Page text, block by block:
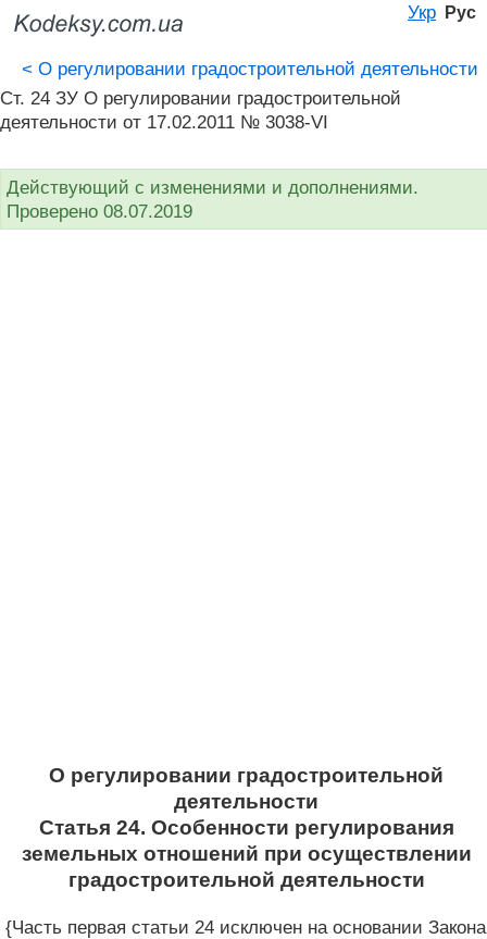
Укр Рус
< О регулировании градостроительной деятельности
Ст. 24 ЗУ О регулировании градостроительной
деятельности от 17.02.2011 № 3038-VI
Действующий с изменениями и дополнениями.
Проверено 08.07.2019
О регулировании градостроительной
деятельности
Статья 24. Особенности регулирования
земельных отношений при осуществлении
градостроительной деятельности
{Часть первая статьи 24 исключен на основании Закона